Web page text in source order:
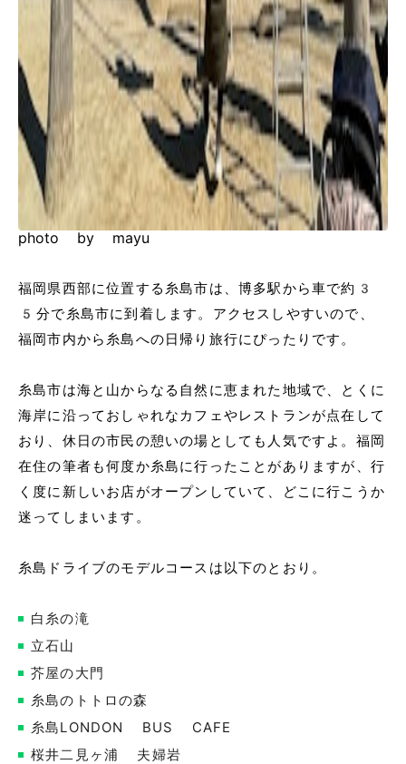
photo by mayu
福岡県西部に位置する糸島市は、博多駅から車で約3
5分で糸島市に到着します。アクセスしやすいので、
福岡市内から糸島への日帰り旅行にぴったりです。
糸島市は海と山からなる自然に恵まれた地域で、とくに
海岸に沿っておしゃれなカフェやレストランが点在して
おり、休日の市民の憩いの場としても人気ですよ。福岡
在住の筆者も何度か糸島に行ったことがありますが、行
く度に新しいお店がオープンしていて、どこに行こうか
迷ってしまいます。
糸島ドライブのモデルコースは以下のとおり。
白糸の滝
立石山
芥屋の大門
糸島のトトロの森
糸島LONDON BUS CAFE
桜井二見ヶ浦 夫婦岩